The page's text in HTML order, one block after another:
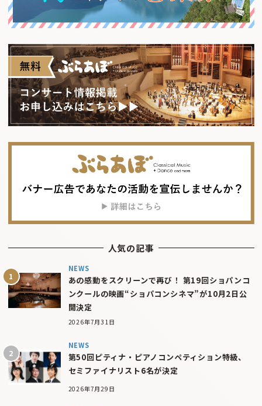
人気の記事
NEWS
あの感動をスクリーンで再び！ 第19回ショパンコ
ンクールの映画“ショパコンシネマ”が10月2日公
開決定
2026年7月31日
NEWS
第50回ピティナ・ピアノコンペティション特級、
セミファイナリスト6名が決定
2026年7月29日